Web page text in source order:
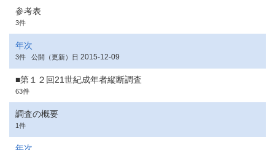
参考表
3件
年次
3件 公開（更新）日 2015-12-09
■第１２回21世紀成年者縦断調査
63件
調査の概要
1件